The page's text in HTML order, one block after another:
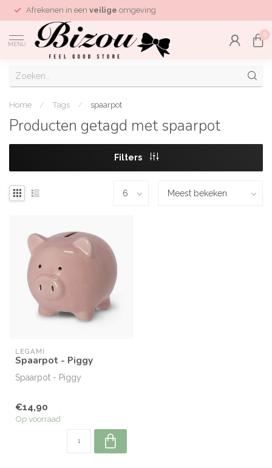
Afrekenen in een veilige omgeving
MENU
0
Home / Tags / spaarpot
Producten getagd met spaarpot
Filters
LEGAMI
Spaarpot - Piggy
Spaarpot - Piggy
€14,90
Op voorraad